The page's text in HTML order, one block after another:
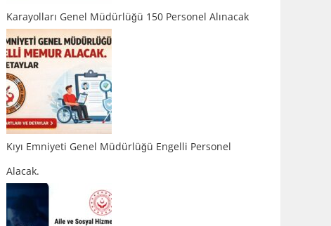
Karayolları Genel Müdürlüğü 150 Personel Alınacak
Kıyı Emniyeti Genel Müdürlüğü Engelli Personel
Alacak.